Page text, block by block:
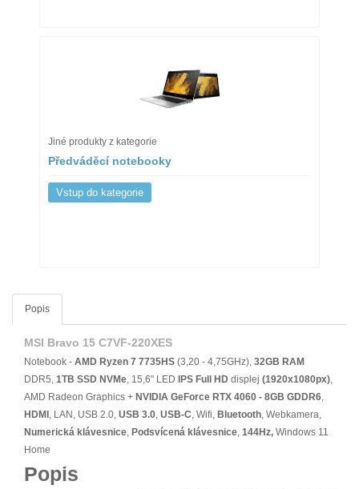
Jiné produkty z kategorie
Předváděcí notebooky
Vstup do kategorie
Popis
MSI Bravo 15 C7VF-220XES
Notebook - AMD Ryzen 7 7735HS (3,20 - 4,75GHz), 32GB RAM
DDR5, 1TB SSD NVMe, 15,6" LED IPS Full HD displej (1920x1080px),
AMD Radeon Graphics + NVIDIA GeForce RTX 4060 - 8GB GDDR6,
HDMI , LAN, USB 2.0, USB 3.0, USB-C, Wifi, Bluetooth, Webkamera,
Numerická klávesnice, Podsvícená klávesnice, 144Hz, Windows 11
Home
Popis